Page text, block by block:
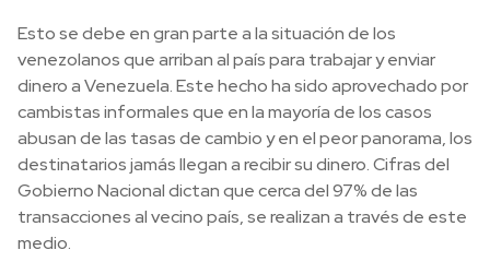
Esto se debe en gran parte a la situación de los
venezolanos que arriban al país para trabajar y enviar
dinero a Venezuela. Este hecho ha sido aprovechado por
cambistas informales que en la mayoría de los casos
abusan de las tasas de cambio y en el peor panorama, los
destinatarios jamás llegan a recibir su dinero. Cifras del
Gobierno Nacional dictan que cerca del 97% de las
transacciones al vecino país, se realizan a través de este
medio.